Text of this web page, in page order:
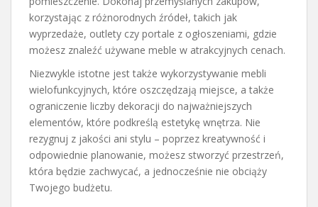
korzystając z różnorodnych źródeł, takich jak
wyprzedaże, outlety czy portale z ogłoszeniami, gdzie
możesz znaleźć używane meble w atrakcyjnych cenach.
Niezwykle istotne jest także wykorzystywanie mebli
wielofunkcyjnych, które oszczędzają miejsce, a także
ograniczenie liczby dekoracji do najważniejszych
elementów, które podkreślą estetykę wnętrza. Nie
rezygnuj z jakości ani stylu – poprzez kreatywność i
odpowiednie planowanie, możesz stworzyć przestrzeń,
która będzie zachwycać, a jednocześnie nie obciąży
Twojego budżetu.